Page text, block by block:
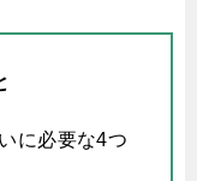
に必要な4つ